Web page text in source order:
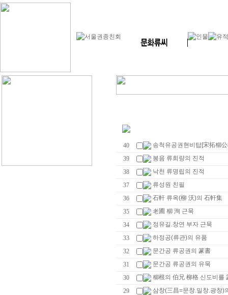
40
송척유공권현비탑[宋拓柳
39
봉음 류희량의 진적
38
낙천 류명립의 진적
37
류성원 친필
36
石軒 류옥(柳 沃)의 石軒集
35
老圃 柳 洵 근묵
34
정유길.창연 부자 근묵
33
하정공(류관)의 유품
32
문간공 류공권의 篆書
31
문간공 류공권의 유묵
30
柳根의 伯兄 柳格 신도비를
29
삼창(三昌=문창.밀창.광창)